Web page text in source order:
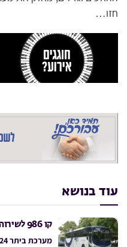
חזו…
עוד בנושא
קו 986 לשירותכם
מערכת ביתר 24